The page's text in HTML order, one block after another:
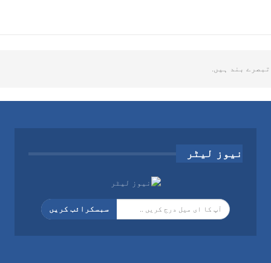
تبصرے بند ہیں.
نیوز لیٹر
سبسکرائب کریں